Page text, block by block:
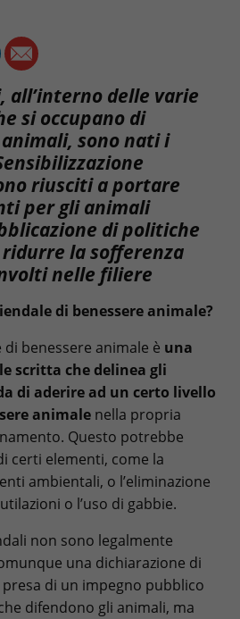
delle varie
si occupano di
sono nati i
riusciti a portare
per gli animali
di politiche
la sofferenza
nelle filiere
di benessere animale?
benessere animale è una
scritta che delinea gli
di aderire ad un certo livello
animale nella propria
Questo potrebbe
certi elementi, come la
ambientali, o l’eliminazione
o l’uso di gabbie.
non sono legalmente
una dichiarazione di
presa di un impegno pubblico
difendono gli animali, ma